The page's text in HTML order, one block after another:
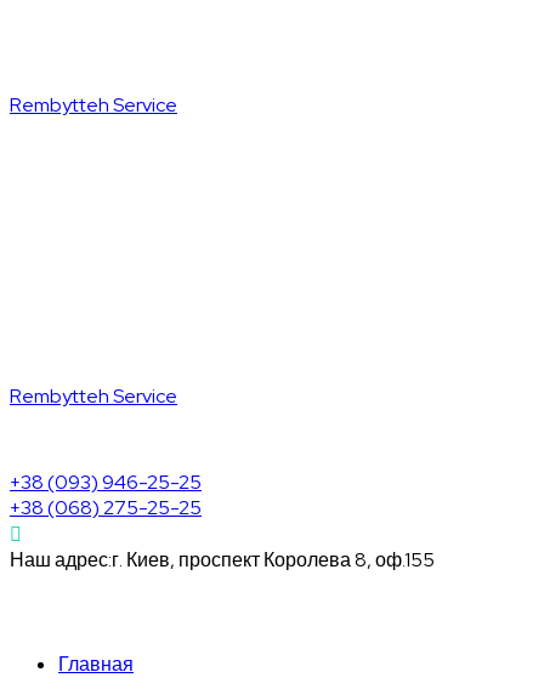
Rembytteh Service
Rembytteh Service
+38 (093) 946-25-25
+38 (068) 275-25-25
Наш адрес:г. Киев, проспект Королева 8, оф.155
Главная